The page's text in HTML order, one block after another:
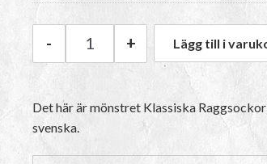
Järbo Mönster Klassiska
- + Lägg till i
Det här är mönstret Klassiska
svenska.